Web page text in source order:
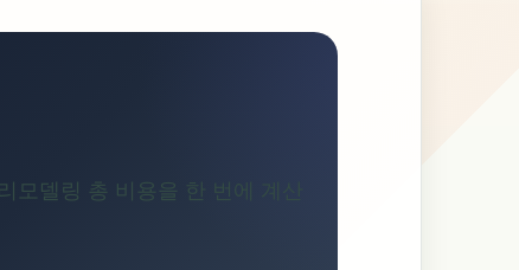
모델링 총 비용을 한 번에 계산